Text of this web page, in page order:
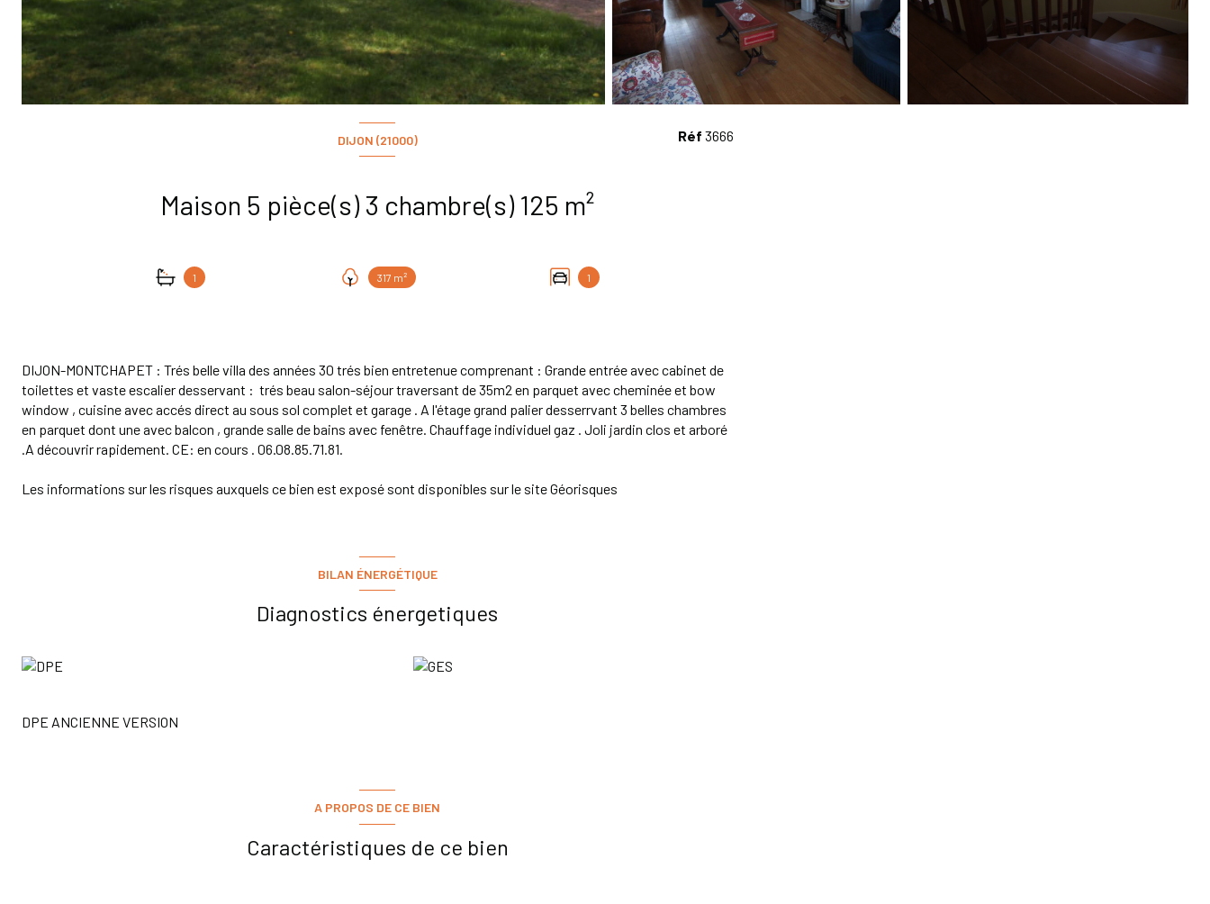
DIJON (21000)
Maison 5 pièce(s) 3 chambre(s) 125 m²
1 317 m² 1
Réf 3666
DIJON-MONTCHAPET : Trés belle villa des années 30 trés bien entretenue comprenant : Grande entrée avec cabinet de
toilettes et vaste escalier desservant : trés beau salon-séjour traversant de 35m2 en parquet avec cheminée et bow
window , cuisine avec accés direct au sous sol complet et garage . A l'étage grand palier desserrvant 3 belles chambres
en parquet dont une avec balcon , grande salle de bains avec fenêtre. Chauffage individuel gaz . Joli jardin clos et arboré
.A découvrir rapidement. CE: en cours . 06.08.85.71.81.
Les informations sur les risques auxquels ce bien est exposé sont disponibles sur le siteGéorisques
BILAN ÉNERGÉTIQUE
Diagnostics énergetiques
DPE ANCIENNE VERSION
A PROPOS DE CE BIEN
Caractéristiques de ce bien